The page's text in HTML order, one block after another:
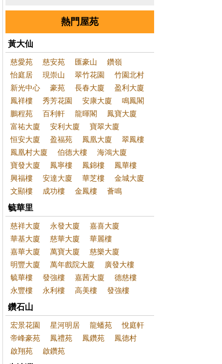
熱門屋苑
黃大仙
慈愛苑 慈安苑 匯豪山
鑽嶺
怡庭居
現崇山 翠竹花園
竹園北村
新光中心
豪苑 長春大廈
盈利大廈
鳳祥樓
秀芳花園 安康大廈
鳴鳳閣
鵬程苑
百利軒 龍暉閣
鳳寶大廈
富祐大廈
安利大廈
寶翠大廈
恒安大廈
盈福苑 鳳凰大廈
翠鳳樓
鳳凰村大廈
伯德大樓
海鴻大廈
寶發大廈
鳳寧樓 鳳錦樓
鳳華樓
興福樓
安達大廈 華芝樓
金城大廈
文顯樓
成功樓 金鳳樓 薈鳴
毓華里
慈祥大廈 永發大廈
嘉喜大廈
華基大廈
慈華大廈
華麗樓
嘉華大廈
萬寶大廈
慈樂大廈
明豐大廈
萬年戲院大廈
廣發大樓
毓華樓
發強樓 嘉茜大廈
德慈樓
永豐樓
永利樓 高美樓 發強樓
鑽石山
宏景花園 星河明居 龍蟠苑
悅庭軒
帝峰豪苑
鳳禮苑 鳳鑽苑
鳳德村
啟翔苑
啟鑽苑